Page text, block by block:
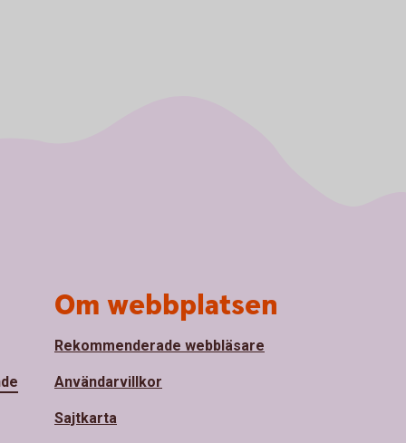
Om webbplatsen
Rekommenderade webbläsare
Användarvillkor
Sajtkarta